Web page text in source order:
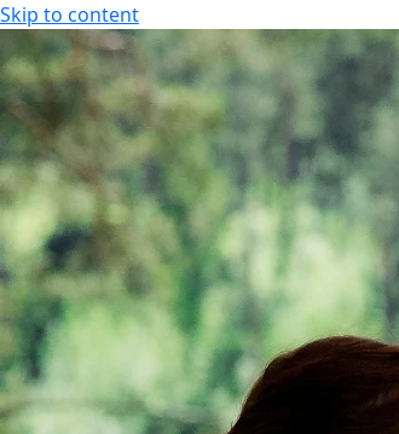
Skip to content
Tapahtumakalenteri
Tarjoukset
Ajankohtaiset tarjoukset
Kesäloma
Senioritarjoukset
Paketit & lomat
Joulu
Majoitus